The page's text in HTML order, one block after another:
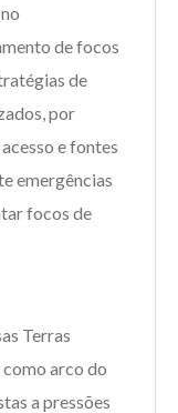
de focos
de
por
e fontes
emergências
focos de
Terras
arco do
a pressões